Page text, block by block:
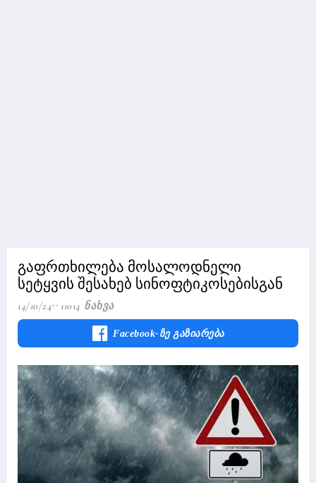
გაფრთხილება მოსალოდნელი
სეტყვის შესახებ სინოფტიკოსებისგან
14/10/24 11014 Ნახვა
Facebook-Ზე Გაზიარება